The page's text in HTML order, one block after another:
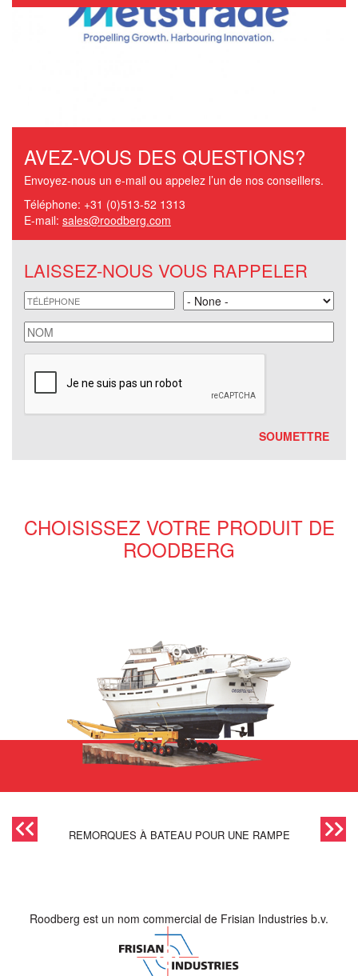
AVEZ-VOUS DES QUESTIONS?
Envoyez-nous un e-mail ou appelez l’un de nos conseillers.
Téléphone: +31 (0)513-52 1313
E-mail: sales@roodberg.com
LAISSEZ-NOUS VOUS RAPPELER
téléphone
Land
nom
CHOISISSEZ VOTRE PRODUIT DE
ROODBERG
REMORQUES À BATEAU POUR UNE RAMPE
Roodberg est un nom commercial de Frisian Industries b.v.